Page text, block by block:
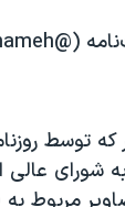
توسط
شورای